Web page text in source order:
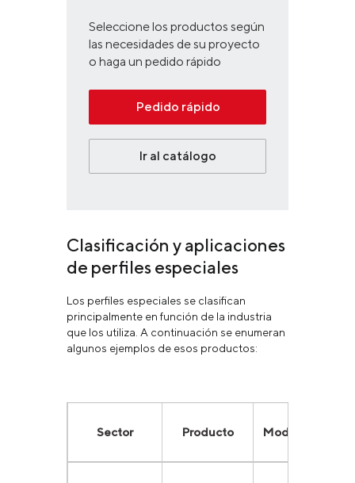
Seleccione los productos según
las necesidades de su proyecto
o haga un pedido rápido
Pedido rápido
Ir al catálogo
Clasificación y aplicaciones
de perfiles especiales
Los perfiles especiales se clasifican
principalmente en función de la industria
que los utiliza. A continuación se enumeran
algunos ejemplos de esos productos:
Sector Producto Modalidad